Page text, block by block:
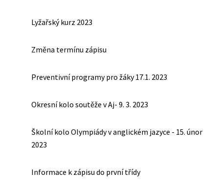
Lyžařský kurz 2023
Změna termínu zápisu
Preventivní programy pro žáky 17.1. 2023
Okresní kolo soutěže v Aj- 9. 3. 2023
Školní kolo Olympiády v anglickém jazyce - 15. únor
2023
Informace k zápisu do první třídy